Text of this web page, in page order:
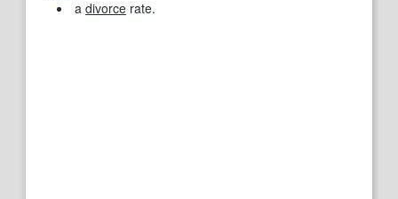
a divorce rate.